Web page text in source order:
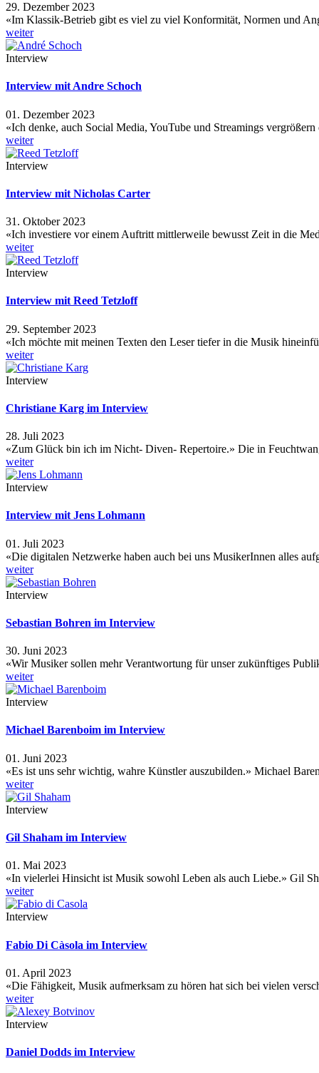
29. Dezember 2023
«Im Klassik-Betrieb gibt es viel zu viel Konformität, Normen und
weiter
Interview
Interview mit Andre Schoch
01. Dezember 2023
«Ich denke, auch Social Media, YouTube und Streamings
weiter
Interview
Interview mit Nicholas Carter
31. Oktober 2023
«Ich investiere vor einem Auftritt mittlerweile bewusst Zeit in die
weiter
Interview
Interview mit Reed Tetzloff
29. September 2023
«Ich möchte mit meinen Texten den Leser tiefer in die Musik
weiter
Interview
Christiane Karg im Interview
28. Juli 2023
«Zum Glück bin ich im Nicht- Diven- Repertoire.» Die in
weiter
Interview
Interview mit Jens Lohmann
01. Juli 2023
«Die digitalen Netzwerke haben auch bei uns MusikerInnen alles
weiter
Interview
Sebastian Bohren im Interview
30. Juni 2023
«Wir Musiker sollen mehr Verantwortung für unser zukünftiges
weiter
Interview
Michael Barenboim im Interview
01. Juni 2023
«Es ist uns sehr wichtig, wahre Künstler auszubilden.» Michael
weiter
Interview
Gil Shaham im Interview
01. Mai 2023
«In vielerlei Hinsicht ist Musik sowohl Leben als auch Liebe.» Gil
weiter
Interview
Fabio Di Càsola im Interview
01. April 2023
«Die Fähigkeit, Musik aufmerksam zu hören hat sich bei vielen
weiter
Interview
Daniel Dodds im Interview